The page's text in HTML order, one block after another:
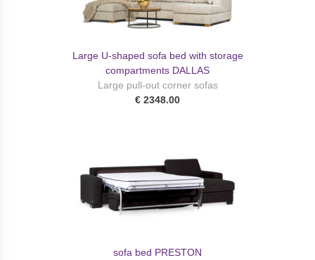
Large U-shaped sofa bed with storage
compartments DALLAS
Large pull-out corner sofas
€ 2348.00
sofa bed PRESTON